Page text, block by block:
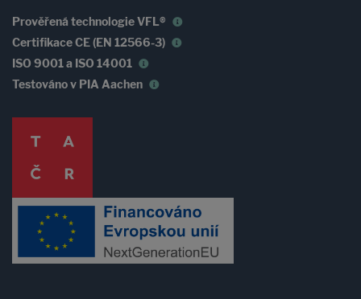
Prověřená technologie VFL®
Certifikace CE (EN 12566-3)
ISO 9001 a ISO 14001
Testováno v PIA Aachen